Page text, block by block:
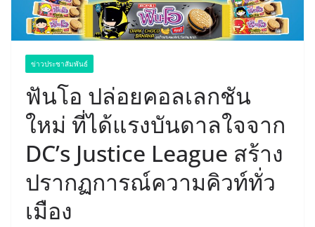
ข่าวประชาสัมพันธ์
ฟันโอ ปล่อยคอลเลกชัน
ใหม่ ที่ได้แรงบันดาลใจจาก
DC’s Justice League สร้าง
ปรากฏการณ์ความคิวท์ทั่ว
เมือง